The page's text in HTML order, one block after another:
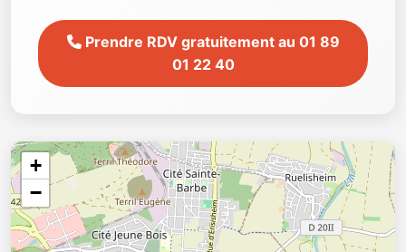
Prendre RDV gratuitement au 01 89
01 22 40
+
−